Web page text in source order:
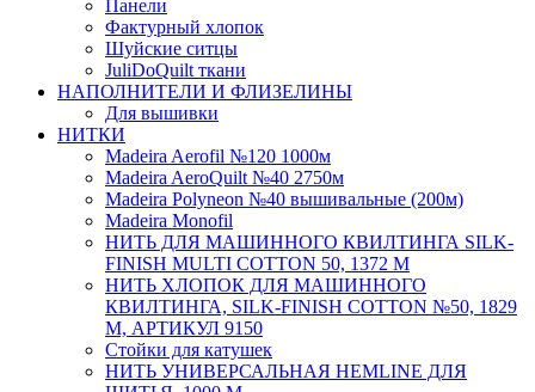
Панели
Фактурный хлопок
Шуйские ситцы
JuliDoQuilt ткани
НАПОЛНИТЕЛИ И ФЛИЗЕЛИНЫ
Для вышивки
НИТКИ
Madeira Aerofil №120 1000м
Madeira AeroQuilt №40 2750м
Madeira Polyneon №40 вышивальные (200м)
Мadeira Monofil
НИТЬ ДЛЯ МАШИННОГО КВИЛТИНГА SILK-
FINISH MULTI COTTON 50, 1372 М
НИТЬ ХЛОПОК ДЛЯ МАШИННОГО
КВИЛТИНГА, SILK-FINISH COTTON №50, 1829
М, АРТИКУЛ 9150
Стойки для катушек
НИТЬ УНИВЕРСАЛЬНАЯ HEMLINE ДЛЯ